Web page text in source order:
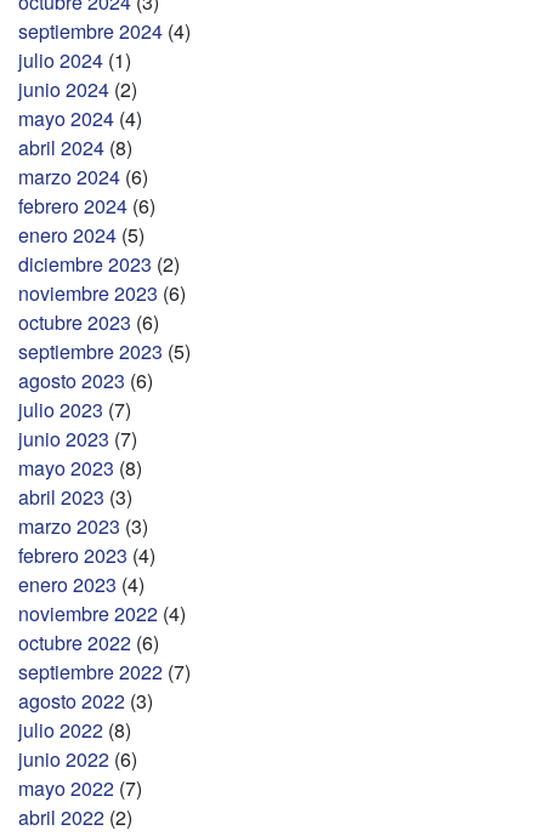
septiembre 2024 (4)
julio 2024 (1)
junio 2024 (2)
mayo 2024 (4)
abril 2024 (8)
marzo 2024 (6)
febrero 2024 (6)
enero 2024 (5)
diciembre 2023 (2)
noviembre 2023 (6)
octubre 2023 (6)
septiembre 2023 (5)
agosto 2023 (6)
julio 2023 (7)
junio 2023 (7)
mayo 2023 (8)
abril 2023 (3)
marzo 2023 (3)
febrero 2023 (4)
enero 2023 (4)
noviembre 2022 (4)
octubre 2022 (6)
septiembre 2022 (7)
agosto 2022 (3)
julio 2022 (8)
junio 2022 (6)
mayo 2022 (7)
abril 2022 (2)